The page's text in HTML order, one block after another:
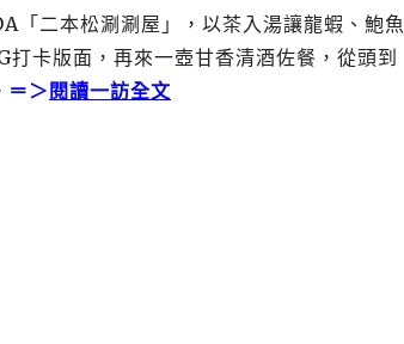
「二本松涮涮屋」，以茶入湯讓龍蝦、鮑魚
卡版面，再來一壺甘香清酒佐餐，從頭到
＝＞閱讀一訪全文